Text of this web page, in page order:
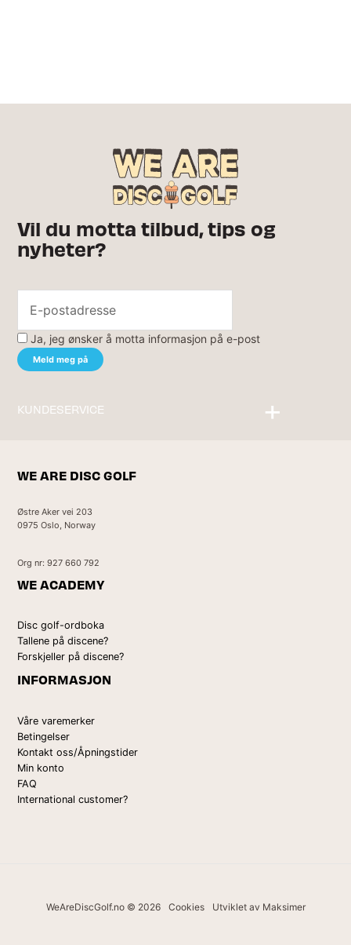
Vil du motta tilbud, tips og
nyheter?
Ja, jeg ønsker å motta informasjon på e-post
KUNDESERVICE
WE ARE DISC GOLF
Østre Aker vei 203
0975 Oslo, Norway
Org nr: 927 660 792
WE ACADEMY
Disc golf-ordboka
Tallene på discene?
Forskjeller på discene?
INFORMASJON
Våre varemerker
Betingelser
Kontakt oss/Åpningstider
Min konto
FAQ
International customer?
WeAreDiscGolf.no © 2026 Cookies Utviklet av Maksimer